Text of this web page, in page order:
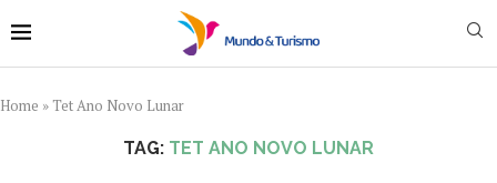
Home »Tet Ano Novo Lunar
TAG: TET ANO NOVO LUNAR